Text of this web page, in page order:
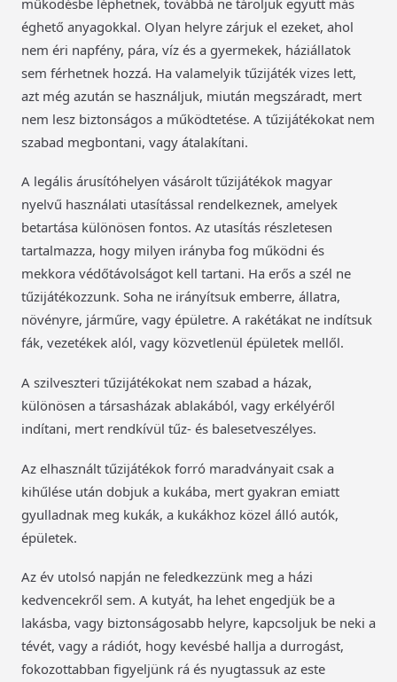
éghető anyagokkal. Olyan helyre zárjuk el ezeket, ahol
nem éri napfény, pára, víz és a gyermekek, háziállatok
sem férhetnek hozzá. Ha valamelyik tűzijáték vizes lett,
azt még azután se használjuk, miután megszáradt, mert
nem lesz biztonságos a működtetése. A tűzijátékokat nem
szabad megbontani, vagy átalakítani.
A legális árusítóhelyen vásárolt tűzijátékok magyar
nyelvű használati utasítással rendelkeznek, amelyek
betartása különösen fontos. Az utasítás részletesen
tartalmazza, hogy milyen irányba fog működni és
mekkora védőtávolságot kell tartani. Ha erős a szél ne
tűzijátékozzunk. Soha ne irányítsuk emberre, állatra,
növényre, járműre, vagy épületre. A rakétákat ne indítsuk
fák, vezetékek alól, vagy közvetlenül épületek mellől.
A szilveszteri tűzijátékokat nem szabad a házak,
különösen a társasházak ablakából, vagy erkélyéről
indítani, mert rendkívül tűz- és balesetveszélyes.
Az elhasznált tűzijátékok forró maradványait csak a
kihűlése után dobjuk a kukába, mert gyakran emiatt
gyulladnak meg kukák, a kukákhoz közel álló autók,
épületek.
Az év utolsó napján ne feledkezzünk meg a házi
kedvencekről sem. A kutyát, ha lehet engedjük be a
lakásba, vagy biztonságosabb helyre, kapcsoljuk be neki a
tévét, vagy a rádiót, hogy kevésbé hallja a durrogást,
fokozottabban figyeljünk rá és nyugtassuk az este